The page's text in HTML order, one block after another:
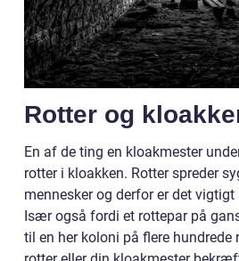
Rotter og
En af de ting en kloakmester
rotter i kloakken. Rotter spreder
mennesker og derfor er det
Især også fordi et rottepar på
til en her koloni på flere hundrede